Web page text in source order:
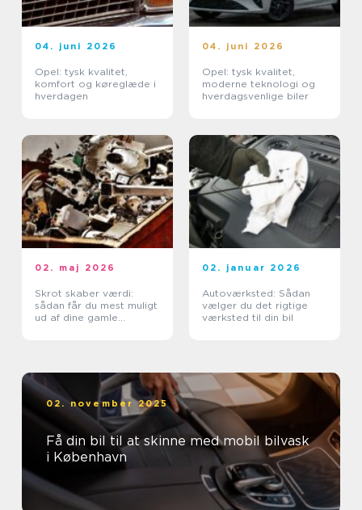
04. juni 2026
Opel: tysk kvalitet,
komfort og køreglæde i
hverdagen
04. juni 2026
Opel: tysk kvalitet,
moderne teknologi og
hverdagsvenlige biler
02. maj 2026
Skrot skaber værdi:
sådan får du mest muligt
ud af dine gamle
02. januar 2026
Autoværksted: Sådan
vælger du det rigtige
værksted til din bil
02. november 2025
Få din bil til at skinne med mobil bilvask
i København